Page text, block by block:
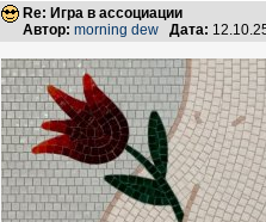
Re: Игра в ассоциации
Автор: morning dew Дата: